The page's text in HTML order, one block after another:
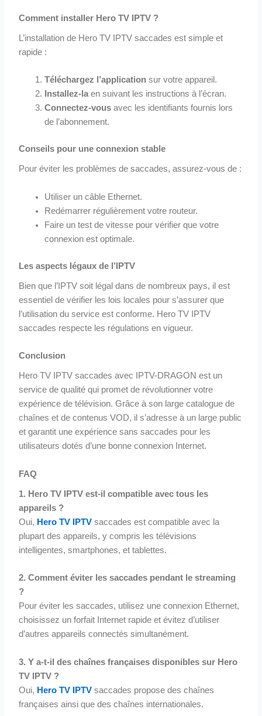
Comment installer Hero TV IPTV ?
L’installation de Hero TV IPTV saccades est simple et
rapide :
Téléchargez l’application sur votre appareil.
Installez-laen suivant les instructions à l’écran.
Connectez-vous avec les identifiants fournis lors
de l’abonnement.
Conseils pour une connexion stable
Pour éviter les problèmes de saccades, assurez-vous de :
Utiliser un câble Ethernet.
Redémarrer régulièrement votre routeur.
Faire un test de vitesse pour vérifier que votre
connexion est optimale.
Les aspects légaux de l’IPTV
Bien que l’IPTV soit légal dans de nombreux pays, il est
essentiel de vérifier les lois locales pour s’assurer que
l’utilisation du service est conforme. Hero TV IPTV
saccades respecte les régulations en vigueur.
Conclusion
Hero TV IPTV saccades avec IPTV-DRAGON est un
service de qualité qui promet de révolutionner votre
expérience de télévision. Grâce à son large catalogue de
chaînes et de contenus VOD, il s’adresse à un large public
et garantit une expérience sans saccades pour les
utilisateurs dotés d’une bonne connexion Internet.
FAQ
1. Hero TV IPTV est-il compatible avec tous les
appareils ?
Oui, Hero TV IPTV saccades est compatible avec la
plupart des appareils, y compris les télévisions
intelligentes, smartphones, et tablettes.
2. Comment éviter les saccades pendant le streaming
?
Pour éviter les saccades, utilisez une connexion Ethernet,
choisissez un forfait Internet rapide et évitez d’utiliser
d’autres appareils connectés simultanément.
3. Y a-t-il des chaînes françaises disponibles sur Hero
TV IPTV ?
Oui, Hero TV IPTV saccades propose des chaînes
françaises ainsi que des chaînes internationales.